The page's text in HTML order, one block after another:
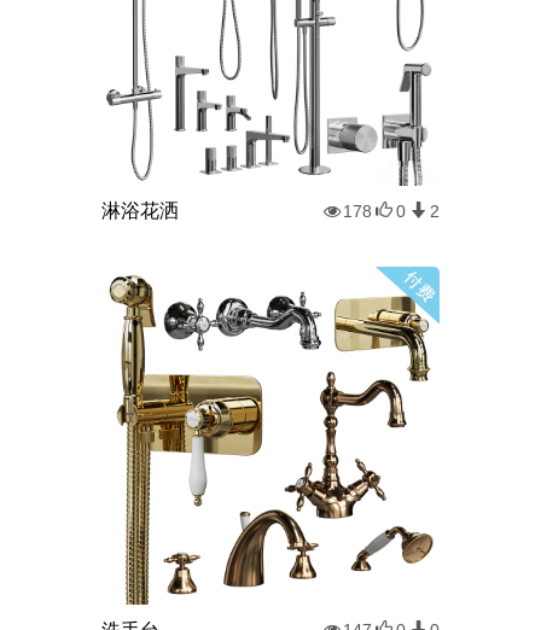
淋浴花洒 178 0 2